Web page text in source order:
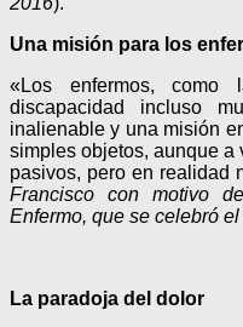
Una misión para los
«Los enfermos, como
discapacidad incluso
inalienable y una misión
simples objetos, aunque a
pasivos, pero en realidad
Francisco con motivo
Enfermo, que se celebró
La paradoja del dolor